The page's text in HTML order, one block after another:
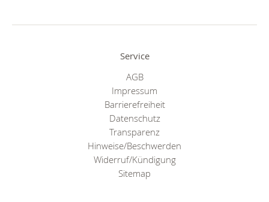
Service
AGB
Impressum
Barrierefreiheit
Datenschutz
Transparenz
Hinweise/Beschwerden
Widerruf/Kündigung
Sitemap